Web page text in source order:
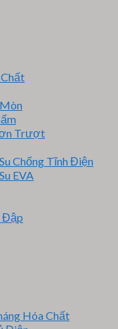
Trượt
Chống Tĩnh Điện
EVA
Đập
Hóa Chất